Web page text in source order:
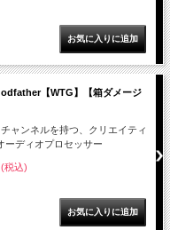
【WTG】【箱ダメージ
ャンネルを持つ、クリエイティ
ーディオプロセッサー
税込)